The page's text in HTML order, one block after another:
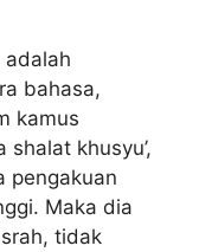
adalah
bahasa,
kamus
khusyu’,
pengakuan
Maka dia
tidak